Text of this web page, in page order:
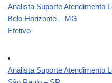
Analista Suporte Atendimento
Belo Horizonte – MG
Efetivo
Analista Suporte Atendimento